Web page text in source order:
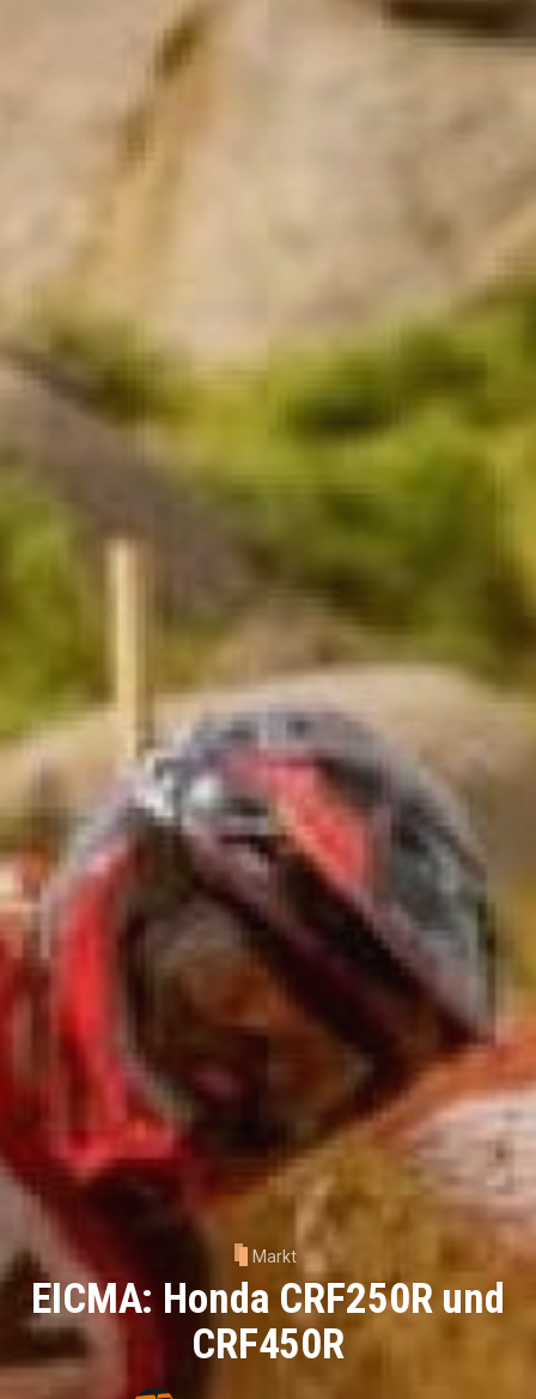
Markt
EICMA: Honda CRF250R und
CRF450R